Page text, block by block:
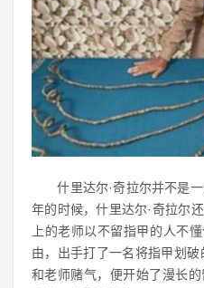
什里达尔·奇拉尔并不是一
年的时候，什里达尔·奇拉尔
上的老师以不留指甲的人不
由，出手打了一名将指甲划
和老师赌气，便开始了漫长